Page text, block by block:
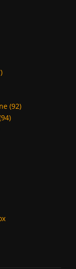
(92)